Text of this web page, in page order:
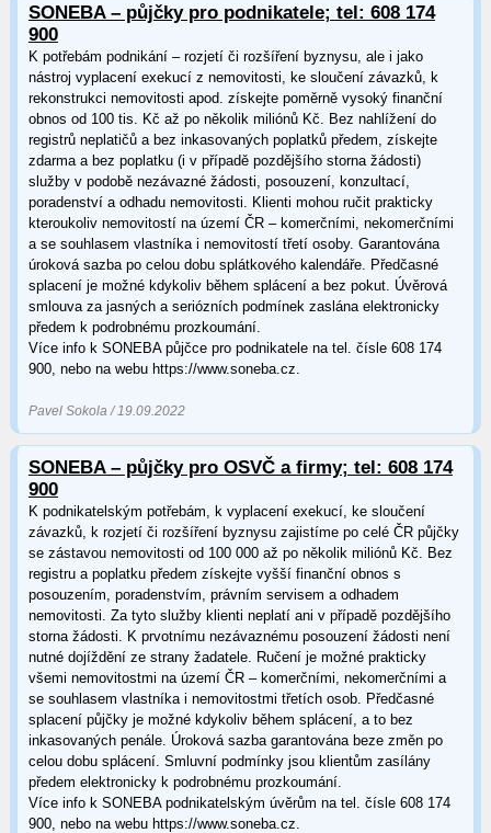
SONEBA – půjčky pro podnikatele; tel: 608 174
900
K potřebám podnikání – rozjetí či rozšíření byznysu, ale i jako
nástroj vyplacení exekucí z nemovitosti, ke sloučení závazků, k
rekonstrukci nemovitosti apod. získejte poměrně vysoký finanční
obnos od 100 tis. Kč až po několik miliónů Kč. Bez nahlížení do
registrů neplatičů a bez inkasovaných poplatků předem, získejte
zdarma a bez poplatku (i v případě pozdějšího storna žádosti)
služby v podobě nezávazné žádosti, posouzení, konzultací,
poradenství a odhadu nemovitosti. Klienti mohou ručit prakticky
kteroukoliv nemovitostí na území ČR – komerčními, nekomerčními
a se souhlasem vlastníka i nemovitostí třetí osoby. Garantována
úroková sazba po celou dobu splátkového kalendáře. Předčasné
splacení je možné kdykoliv během splácení a bez pokut. Úvěrová
smlouva za jasných a seriózních podmínek zaslána elektronicky
předem k podrobnému prozkoumání.
Více info k SONEBA půjčce pro podnikatele na tel. čísle 608 174
900, nebo na webu https://www.soneba.cz.
Pavel Sokola / 19.09.2022
SONEBA – půjčky pro OSVČ a firmy; tel: 608 174
900
K podnikatelským potřebám, k vyplacení exekucí, ke sloučení
závazků, k rozjetí či rozšíření byznysu zajistíme po celé ČR půjčky
se zástavou nemovitosti od 100 000 až po několik miliónů Kč. Bez
registru a poplatku předem získejte vyšší finanční obnos s
posouzením, poradenstvím, právním servisem a odhadem
nemovitosti. Za tyto služby klienti neplatí ani v případě pozdějšího
storna žádosti. K prvotnímu nezávaznému posouzení žádosti není
nutné dojíždění ze strany žadatele. Ručení je možné prakticky
všemi nemovitostmi na území ČR – komerčními, nekomerčními a
se souhlasem vlastníka i nemovitostmi třetích osob. Předčasné
splacení půjčky je možné kdykoliv během splácení, a to bez
inkasovaných penále. Úroková sazba garantována beze změn po
celou dobu splácení. Smluvní podmínky jsou klientům zasílány
předem elektronicky k podrobnému prozkoumání.
Více info k SONEBA podnikatelským úvěrům na tel. čísle 608 174
900, nebo na webu https://www.soneba.cz.